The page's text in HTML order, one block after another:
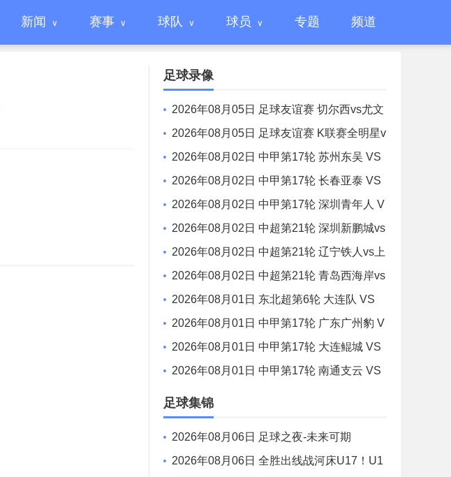
新闻 赛事 球队 球员 专题 频道
足球录像
2026年08月05日 足球友谊赛 切尔西vs尤文
图斯 全场录像
2026年08月05日 足球友谊赛 K联赛全明星v
s曼城 全场录像
2026年08月02日 中甲第17轮 苏州东吴 VS
梅州客家 全场录像
2026年08月02日 中甲第17轮 长春亚泰 VS
石家庄功夫 全场录像
2026年08月02日 中甲第17轮 深圳青年人 V
S 无锡吴钩 全场录像
2026年08月02日 中超第21轮 深圳新鹏城vs
重庆铜梁龙 全场录像
2026年08月02日 中超第21轮 辽宁铁人vs上
海申花 全场录像
2026年08月02日 中超第21轮 青岛西海岸vs
青岛海牛 全场录像
2026年08月01日 东北超第6轮 大连队 VS
鸡西队 全场录像
2026年08月01日 中甲第17轮 广东广州豹 V
S 佛山南狮 全场录像
2026年08月01日 中甲第17轮 大连鲲城 VS
陕西联合 全场录像
2026年08月01日 中甲第17轮 南通支云 VS
定南赣联 全场录像
足球集锦
2026年08月06日 足球之夜-未来可期
2026年08月06日 全胜出线战河床U17！U1